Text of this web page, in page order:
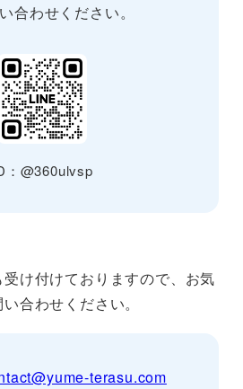
合わせください。
：@360ulvsp
け付けておりますので、お気
合わせください。
terasu.com